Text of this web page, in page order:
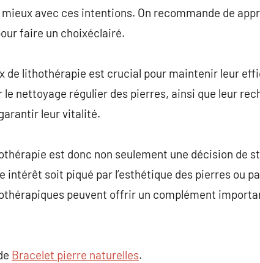
avec ces intentions. On recommande de
faire un choixéclairé.
de lithothérapie est crucial pour maintenir leur
nettoyage régulier des pierres, ainsi que leur
leur vitalité.
est donc non seulement une décision de
intérêt soit piqué par l’esthétique des pierres ou
peuvent offrir un complément
Bracelet pierre naturelles.